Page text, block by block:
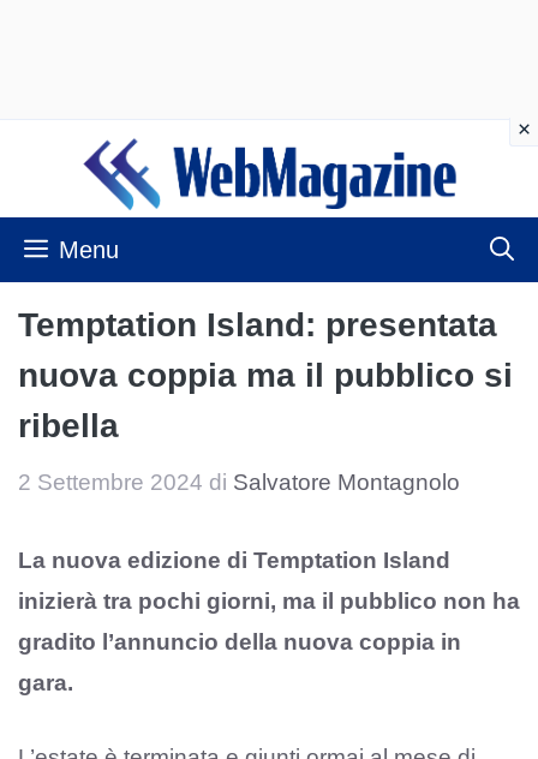
contenuto
Menu
Temptation Island: presentata
nuova coppia ma il pubblico si
ribella
2 Settembre 2024 di Salvatore Montagnolo
La nuova edizione di Temptation Island
inizierà tra pochi giorni, ma il pubblico non ha
gradito l’annuncio della nuova coppia in
gara.